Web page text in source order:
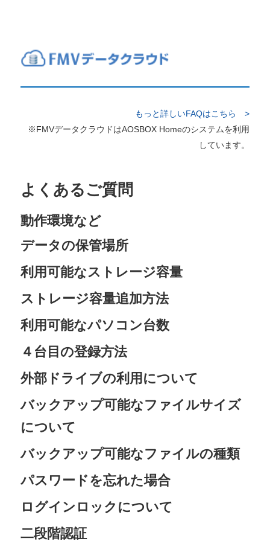
もっと詳しいFAQはこちら >
※FMVデータクラウドはAOSBOX Homeのシステムを利用
しています。
よくあるご質問
動作環境など
データの保管場所
利用可能なストレージ容量
ストレージ容量追加方法
利用可能なパソコン台数
４台目の登録方法
外部ドライブの利用について
バックアップ可能なファイルサイズ
について
バックアップ可能なファイルの種類
パスワードを忘れた場合
ログインロックについて
二段階認証